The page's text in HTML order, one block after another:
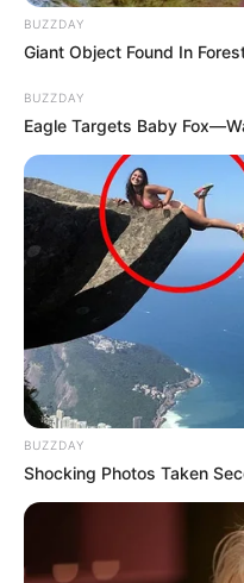
BUZZDAY
Giant Object Found In
BUZZDAY
Eagle Targets Baby
BUZZDAY
Shocking Photos Taken